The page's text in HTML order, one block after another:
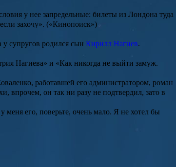
у нее запредельные: билеты из Лондона туда
захочу». («Кинопоиск»)
у супругов родился сын Кирилл Нагиев.
Нагиева» и «Как никогда не выйти замуж.
, работавшей его администратором, роман
впрочем, он так ни разу не подтвердил, зато в
его, поверьте, очень мало. Я не хотел бы